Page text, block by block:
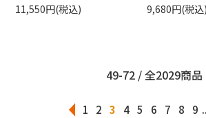
11,550円(税込)
9,680円(税込)
49-72 / 全2029商品
1 2 3 4 5 6 7 8 9